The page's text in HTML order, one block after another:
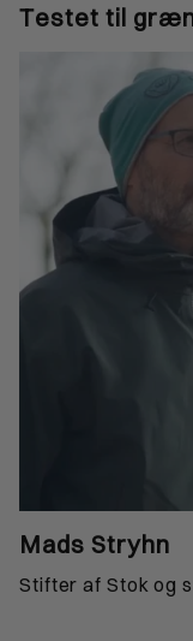
Testet til
Mads Stryhn
Stifter af Stok og